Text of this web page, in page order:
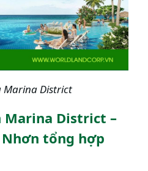
Marina District
District –
tổng hợp